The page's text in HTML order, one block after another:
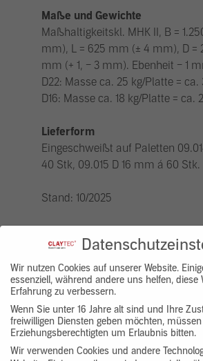
Maße und Gewichte
Maßhaltigkeitskl. MHK II, B =
mm), L = 625 mm (± 4 mm), D =
mm (+ 1, – 3 mm). Ebenheit – 1
D22: Masse ca. 25 kg/Platte = ca.
D16: Masse ca. 18 kg/Platte = ca.
Lieferform
Eingeschweißt auf Paletten
40 Stk, 09.015 D 16 mm á 60 Stk.
Stand: 10/2025
Haben Sie Fragen zum Produkt?
Wir nutzen Cookies auf unserer Website.
essenziell, während andere uns helfen, diese
Erfahrung zu verbessern.
Wenn Sie unter 16 Jahre alt sind und Ihre
freiwilligen Diensten geben möchten,
Erziehungsberechtigten um Erlaubnis bitten.
Wir verwenden Cookies und andere